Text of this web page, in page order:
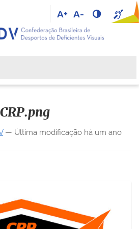
A+ A-
CRP.png
— Última modificação há um ano